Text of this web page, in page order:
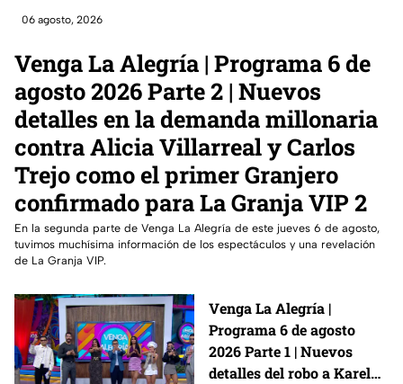
06 agosto, 2026
Venga La Alegría | Programa 6 de
agosto 2026 Parte 2 | Nuevos
detalles en la demanda millonaria
contra Alicia Villarreal y Carlos
Trejo como el primer Granjero
confirmado para La Granja VIP 2
En la segunda parte de Venga La Alegría de este jueves 6 de agosto,
tuvimos muchísima información de los espectáculos y una revelación
de La Granja VIP.
Venga La Alegría |
Programa 6 de agosto
2026 Parte 1 | Nuevos
detalles del robo a Karely